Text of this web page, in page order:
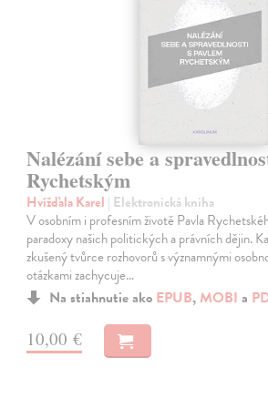
Nalézání sebe a
Rychetským
Hvížďala Karel | Elektronická kniha
V osobním i profesním životě Pavla
paradoxy našich politických a právních dějin.
zkušený tvůrce rozhovorů s významnými
otázkami zachycuje…
Na stiahnutie ako EPUB, MOBI a
10,00 €